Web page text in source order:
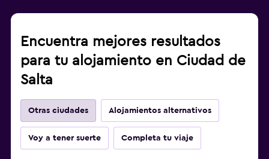
Encuentra mejores resultados
para tu alojamiento en Ciudad de
Salta
Otras ciudades Alojamientos alternativos
Voy a tener suerte Completa tu viaje